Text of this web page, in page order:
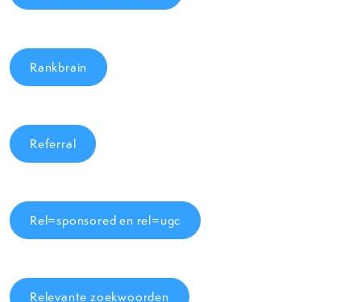
Rankbrain
Referral
Rel=sponsored en rel=ugc
Relevante zoekwoorden